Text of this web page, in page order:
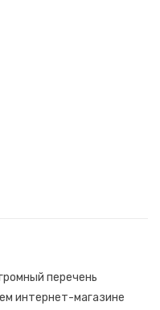
перечень
интернет-магазине